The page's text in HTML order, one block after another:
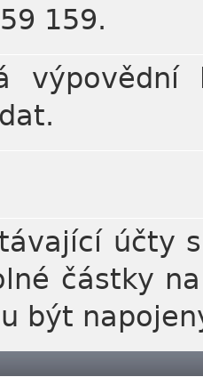
159.
účty
částky
být